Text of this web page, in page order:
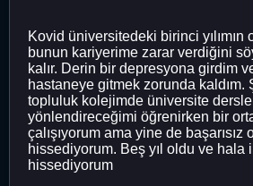
Kovid üniversitedeki birinci yılımın
bunun kariyerime zarar verdiğini
kalır. Derin bir depresyona girdim
hastaneye gitmek zorunda kaldım.
topluluk kolejimde üniversite
yönlendireceğimi öğrenirken bir
çalışıyorum ama yine de başarısız
hissediyorum. Beş yıl oldu ve hala
hissediyorum